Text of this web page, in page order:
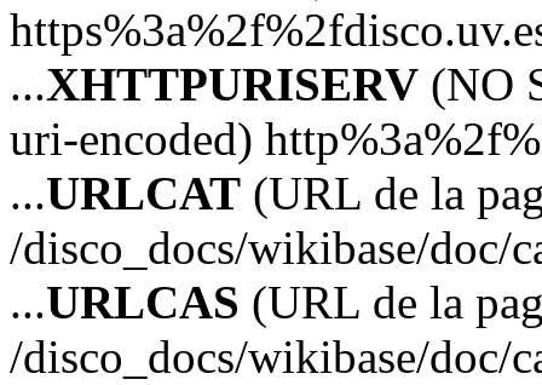
...XHTTPURISERV (NO
uri-encoded)
...URLCAT (URL de la
/disco_docs/wikibase/doc/
...URLCAS (URL de la
/disco_docs/wikibase/doc/